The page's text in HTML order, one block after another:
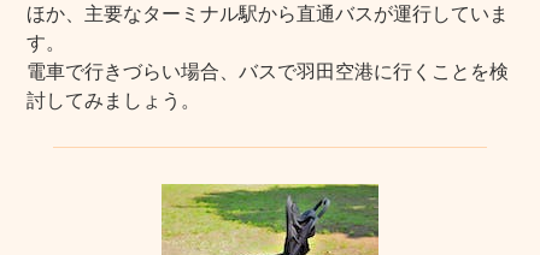
ほか、主要なターミナル駅から直通バスが運行していま
す。
電車で行きづらい場合、バスで羽田空港に行くことを検
討してみましょう。